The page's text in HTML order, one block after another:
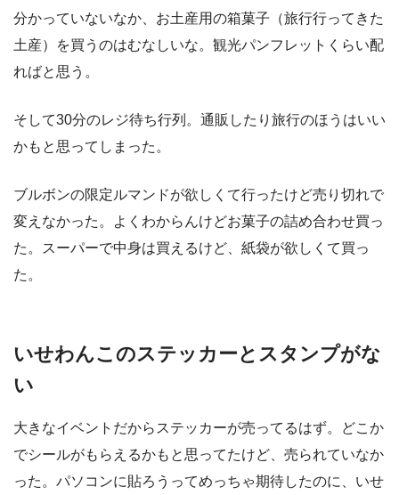
分かっていないなか、お土産用の箱菓子（旅行行ってきた
土産）を買うのはむなしいな。観光パンフレットくらい配
ればと思う。
そして30分のレジ待ち行列。通販したり旅行のほうはいい
かもと思ってしまった。
ブルボンの限定ルマンドが欲しくて行ったけど売り切れで
変えなかった。よくわからんけどお菓子の詰め合わせ買っ
た。スーパーで中身は買えるけど、紙袋が欲しくて買っ
た。
いせわんこのステッカーとスタンプがな
い
大きなイベントだからステッカーが売ってるはず。どこか
でシールがもらえるかもと思ってたけど、売られていなか
った。パソコンに貼ろうってめっちゃ期待したのに、いせ